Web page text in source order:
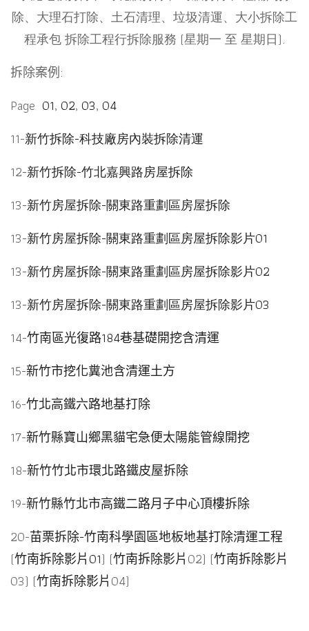
除、大理石打除、土石清理、垃圾清運、大小拆除工
程承包 拆除工程行拆除服務 (星期一 至 星期日).
拆除案例:
Page 01, 02, 03, 04
11-新竹拆除-科技廠房內裝拆除清運
12-新竹拆除-竹北嘉興路房屋拆除
13-新竹房屋拆除-關東路重劃區房屋拆除
13-新竹房屋拆除-關東路重劃區房屋拆除影片01
13-新竹房屋拆除-關東路重劃區房屋拆除影片02
13-新竹房屋拆除-關東路重劃區房屋拆除影片03
14-竹南區光復路184巷基礎開挖含清運
15-新竹市挖化糞池含清運土方
16-竹北高鐵六路地基打除
17-新竹縣寶山鄉黑貓宅急便太陽能管線開挖
18-新竹竹北市環北路鐵皮屋拆除
19-新竹縣竹北市高鐵二路月子中心頂樓拆除
20-苗栗拆除-竹南科學園區地板地基打除清運工程
(竹南拆除影片01) (竹南拆除影片02) (竹南拆除影片
03) (竹南拆除影片04)